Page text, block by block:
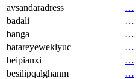
avsandaradress
…
badali
…
banga
…
batareyeweklyuc
…
beipianxi
…
besilipqalghanm
…